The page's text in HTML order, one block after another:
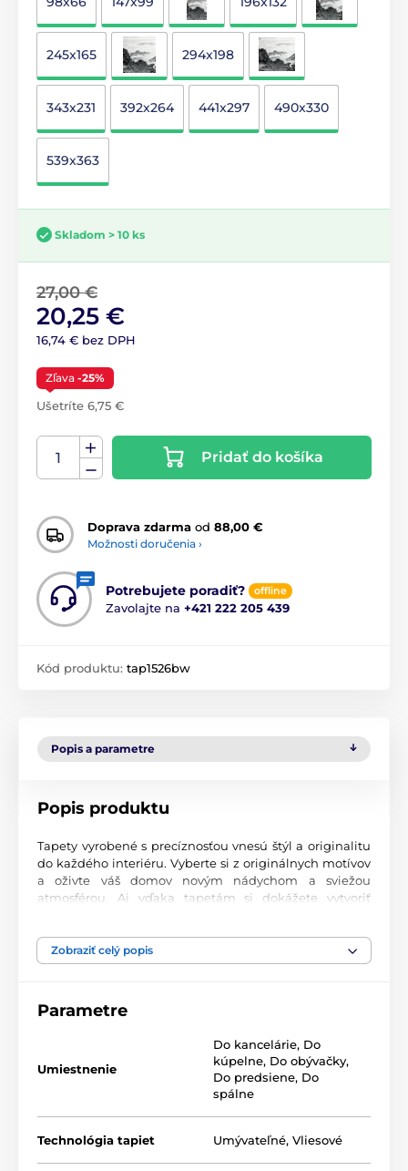
245x165 294x198
343x231 392x264 441x297 490x330
539x363
Skladom > 10 ks
27,00 €
20,25 €
16,74 € bez DPH
Zľava -25%
Ušetríte 6,75 €
Pridať do košíka
Doprava zdarma od 88,00 €
Možnosti doručenia ›
Potrebujete poradiť? offline
Zavolajte na +421 222 205 439
Kód produktu: tap1526bw
Popis a parametre
Popis produktu
Tapety vyrobené s precíznosťou vnesú štýl a originalitu
do každého interiéru. Vyberte si z originálnych motívov
a oživte váš domov novým nádychom a sviežou
atmosférou. Aj vďaka tapetám si dokážete vytvoriť
Najvyššia kvalita tlače
miestnosti. Tlačia sa na kvalitný vlies s jemným
technológii sa vyznačujú výbornou odolnosťou a
farebnou stálosťou.
výška)
Zobraziť celý popis
Parametre
Umiestnenie
Do kancelárie, Do
kúpelne, Do obývačky,
Do predsiene, Do
spálne
Technológia tapiet Umývateľné, Vliesové